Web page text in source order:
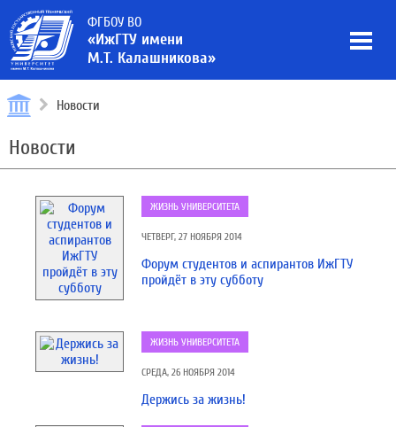
ФГБОУ ВО
«ИжГТУ имени
М.Т. Калашникова»
Новости
Новости
ЖИЗНЬ УНИВЕРСИТЕТА
ЧЕТВЕРГ, 27 НОЯБРЯ 2014
Форум студентов и аспирантов ИжГТУ
пройдёт в эту субботу
ЖИЗНЬ УНИВЕРСИТЕТА
СРЕДА, 26 НОЯБРЯ 2014
Держись за жизнь!